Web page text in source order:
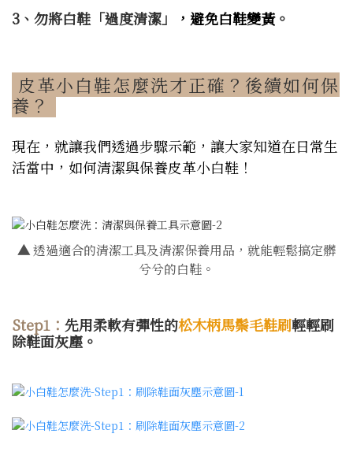
3、勿將白鞋「過度清潔」
，避免白鞋變黃。
皮革小白鞋怎麼洗才正確？後續如何保
養？
現在，就讓我們透過步驟示範，讓大家知道在日常生
活當中，如何清潔與保養皮革小白鞋！
▲透過適合的清潔工具及清潔保養用品，就能輕鬆搞定髒
兮兮的白鞋。
Step1： 先用柔軟有彈性的松木柄馬鬃毛鞋刷輕輕刷
除鞋面灰塵。